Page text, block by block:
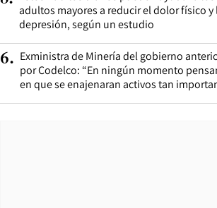
adultos mayores a reducir el dolor físico y
depresión, según un estudio
6. Exministra de Minería del gobierno
por Codelco: “En ningún momento
en que se enajenaran activos tan